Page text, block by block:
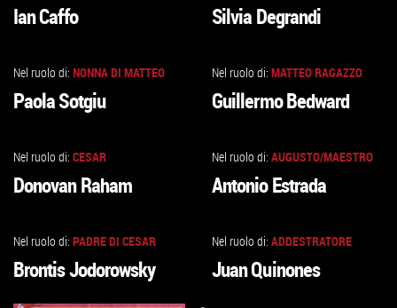
ALLA
Ian Caffo
ALLA
Silvia Degrandi
ALLA
Nel ruolo di: NONNA DI MATTEO
Paola Sotgiu
ALLA
Nel ruolo di: MATTEO RAGAZZO
Guillermo Bedward
ALLA
Nel ruolo di: CESAR
Donovan Raham
ALLA
Nel ruolo di: AUGUSTO/MAESTRO
Antonio Estrada
ALLA
Nel ruolo di: PADRE DI CESAR
Brontis Jodorowsky
ALLA
Nel ruolo di: ADDESTRATORE
Juan Quinones